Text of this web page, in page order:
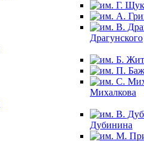
Драгунского
Михалкова
Дубинина